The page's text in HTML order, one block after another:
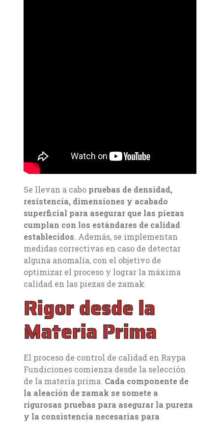
Se llevan a cabo pruebas de densidad,
resistencia, dimensiones y acabado
superficial para asegurar que las piezas
cumplan con los estándares de calidad
establecidos. Además, se implementan
medidas correctivas en caso de detectar
alguna anomalía, con el objetivo de
optimizar el proceso y lograr la máxima
calidad en las piezas de zamak.
Rigor desde la
Materia Prima
El proceso de control de calidad en Raypa
Fundiciones comienza desde la selección
de la materia prima. Cada componente de
la aleación de zamak se somete a
rigurosas pruebas para asegurar la pureza
y la consistencia necesarias para